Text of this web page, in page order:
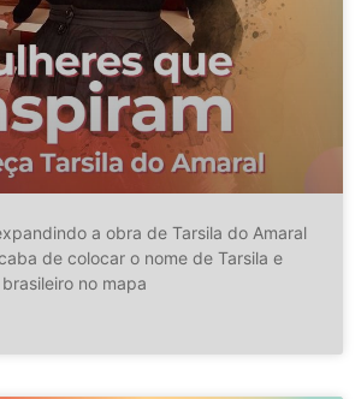
a obra de Tarsila do Amaral
de colocar o nome de Tarsila e
no mapa